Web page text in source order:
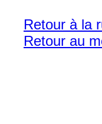
Retour à la
Retour au